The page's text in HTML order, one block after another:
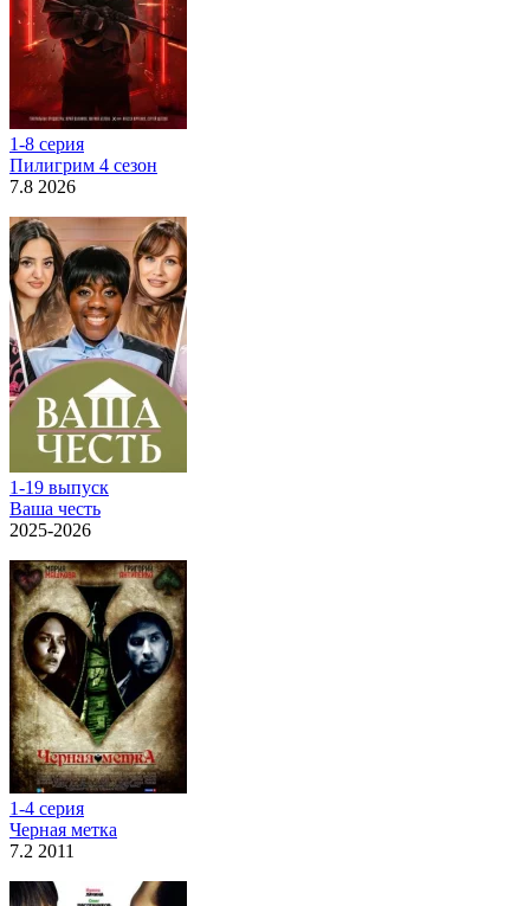
1-8 серия
Пилигрим 4 сезон
7.8 2026
1-19 выпуск
Ваша честь
2025-2026
1-4 серия
Черная метка
7.2 2011